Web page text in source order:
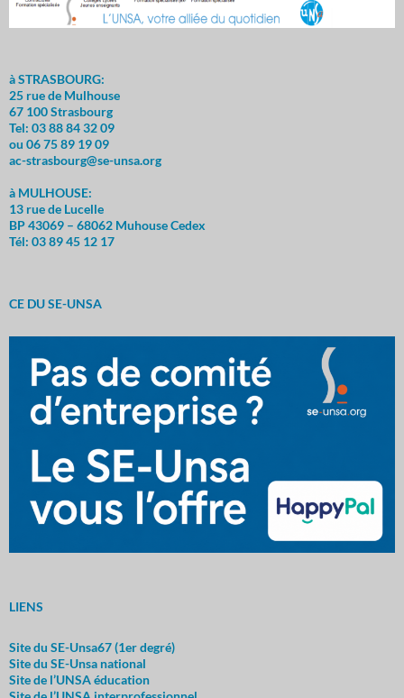
à STRASBOURG:
25 rue de Mulhouse
67 100 Strasbourg
Tel: 03 88 84 32 09
ou 06 75 89 19 09
ac-strasbourg@se-unsa.org
à MULHOUSE:
13 rue de Lucelle
BP 43069 – 68062 Muhouse Cedex
Tél: 03 89 45 12 17
CE DU SE-UNSA
LIENS
Site du SE-Unsa67 (1er degré)
Site du SE-Unsa national
Site de l’UNSA éducation